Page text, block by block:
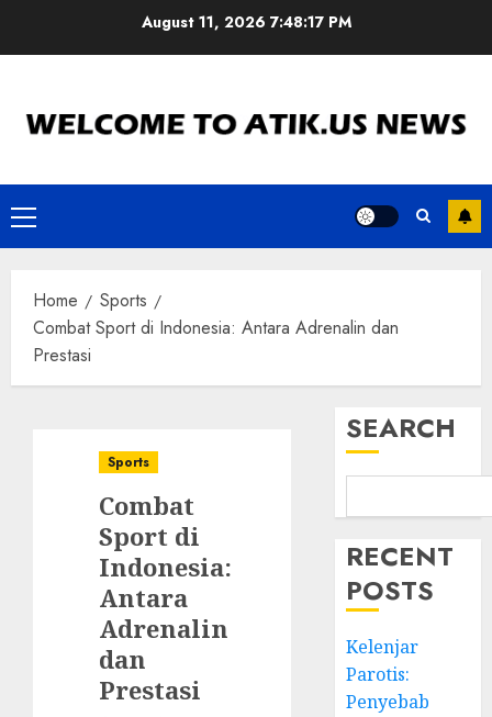
August 11, 2026 7:48:18 PM
Primary
Menu
Home
Sports
Combat Sport di Indonesia: Antara Adrenalin dan
Prestasi
Sports
Combat
Sport di
Indonesia:
Antara
Adrenalin
dan
Prestasi
SEARCH
RECENT
POSTS
Kelenjar
Parotis:
Penyebab